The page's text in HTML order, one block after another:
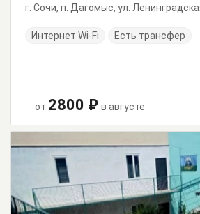
г. Сочи, п. Дагомыс, ул.
Интернет Wi-Fi Есть трансфер
от 2800 ₽ в августе